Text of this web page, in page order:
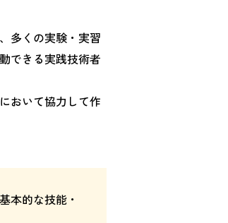
多くの実験・実習
できる実践技術者
おいて協力して作
本的な技能・